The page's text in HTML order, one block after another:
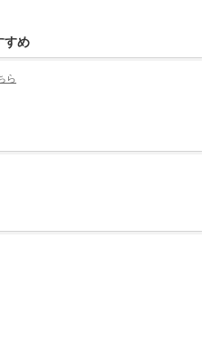
すめ
ら